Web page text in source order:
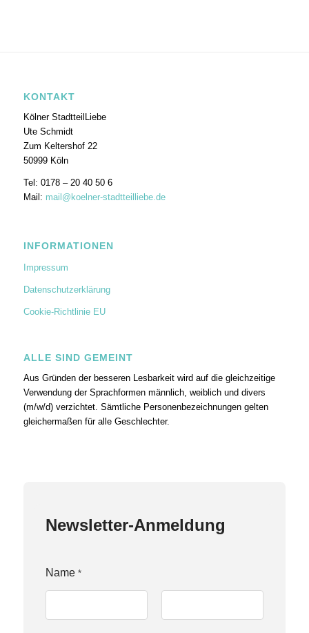
KONTAKT
Kölner StadtteilLiebe
Ute Schmidt
Zum Keltershof 22
50999 Köln
Tel: 0178 – 20 40 50 6
Mail: mail@koelner-stadtteilliebe.de
INFORMATIONEN
Impressum
Datenschutzerklärung
Cookie-Richtlinie EU
ALLE SIND GEMEINT
Aus Gründen der besseren Lesbarkeit wird auf die gleichzeitige
Verwendung der Sprachformen männlich, weiblich und divers
(m/w/d) verzichtet. Sämtliche Personenbezeichnungen gelten
gleichermaßen für alle Geschlechter.
Newsletter-Anmeldung
Name *